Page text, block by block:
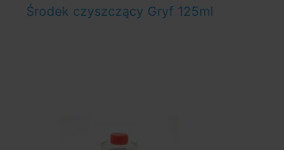
Środek czyszczący Gryf 125ml